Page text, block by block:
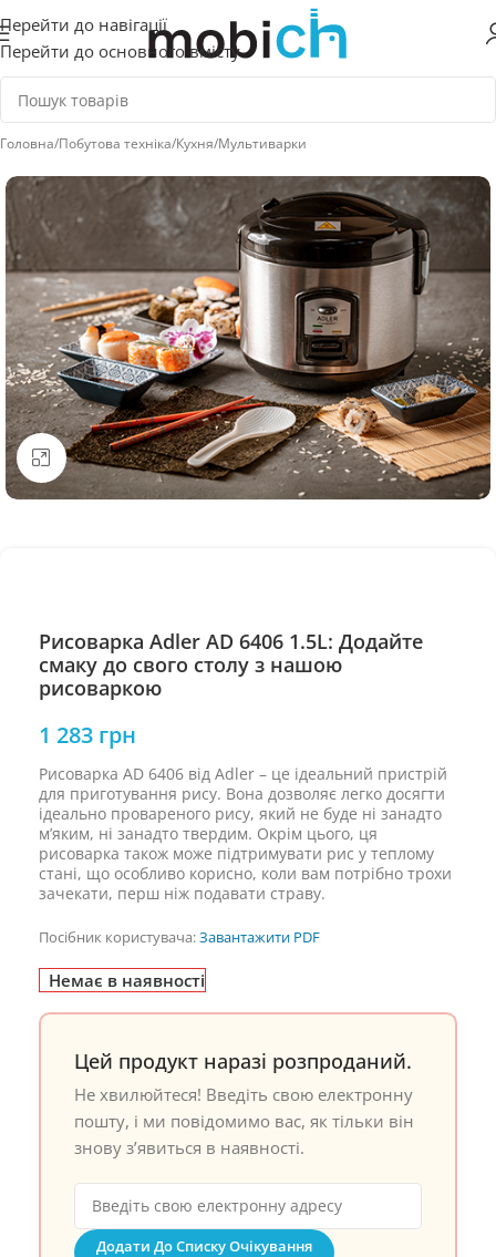
Перейти до навігації
Перейти до основного вмісту
Головна/Побутова техніка/Кухня/Мультиварки
Натисніть, щоб збільшити
Рисоварка Adler AD 6406 1.5L: Додайте
смаку до свого столу з нашою
рисоваркою
1 283 грн
Рисоварка AD 6406 від Adler – це ідеальний пристрій
для приготування рису. Вона дозволяє легко досягти
ідеально провареного рису, який не буде ні занадто
м’яким, ні занадто твердим. Окрім цього, ця
рисоварка також може підтримувати рис у теплому
стані, що особливо корисно, коли вам потрібно трохи
зачекати, перш ніж подавати страву.
Посібник користувача:Завантажити PDF
Немає в наявності
Цей продукт наразі розпроданий.
Не хвилюйтеся! Введіть свою електронну
пошту, і ми повідомимо вас, як тільки він
знову з’явиться в наявності.
Додати До Списку Очікування